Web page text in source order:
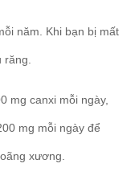
năm. Khi bạn bị mất
mg canxi mỗi ngày,
mg mỗi ngày để
xương.